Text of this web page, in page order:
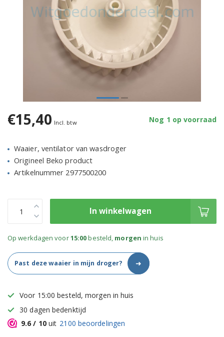
€15,40 Incl. btw Nog 1 op voorraad
Waaier, ventilator van wasdroger
Origineel Beko product
Artikelnummer 2977500200
In winkelwagen
Op werkdagen voor15:00besteld, morgen in huis
Past deze waaier in mijn droger? ➜
Voor 15:00 besteld, morgen in huis
30 dagen bedenktijd
9.6 / 10uit 2100 beoordelingen